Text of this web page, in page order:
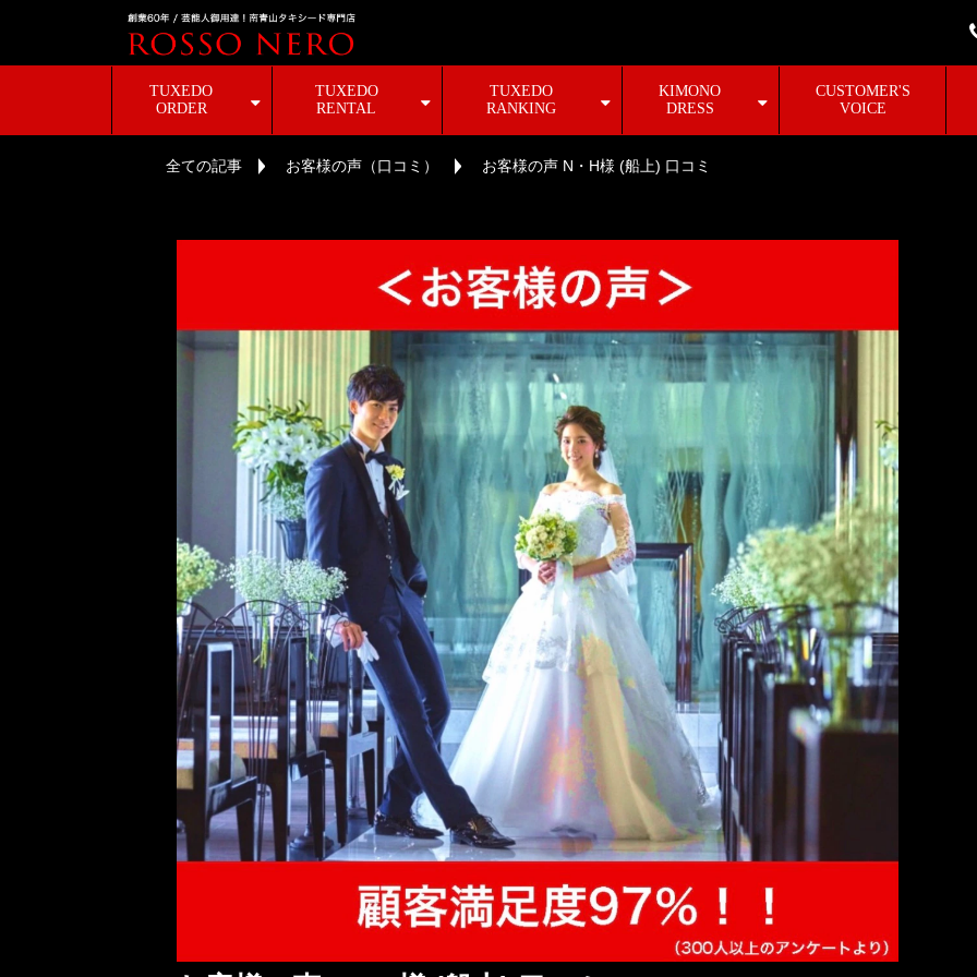
TUXEDO
ORDER
TUXEDO
RENTAL
TUXEDO
RANKING
KIMONO
DRESS
CUSTOMER'S
VOICE
全ての記事 お客様の声（口コミ） お客様の声 N・H様 (船上) 口コミ